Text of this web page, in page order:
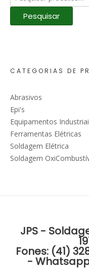
por:
Pesquisar
CATEGORIAS DE
Abrasivos
Epi's
Equipamentos
Ferramentas Elétricas
Soldagem Elétrica
Soldagem
JPS -
Fones: (41)
-